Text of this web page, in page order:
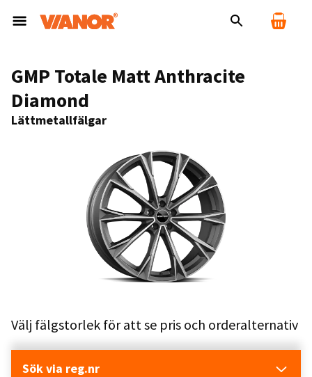
GMP Totale Matt Anthracite
Diamond
Lättmetallfälgar
Välj fälgstorlek för att se pris och orderalternativ
Sök via reg.nr